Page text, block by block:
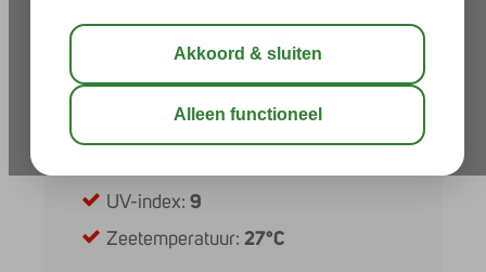
Dagen met regen:5
Neerslag:16 mm
Zonuren per dag:13
UV-index:9
Zeetemperatuur:27°C